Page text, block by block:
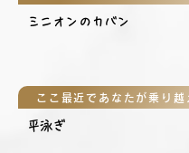
ミニオンのカバン
ここ最近であなたが乗り越
平泳ぎ